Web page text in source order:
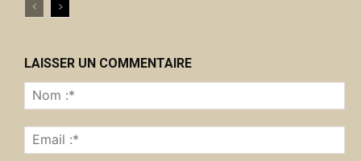
LAISSER UN COMMENTAIRE
:*
:*